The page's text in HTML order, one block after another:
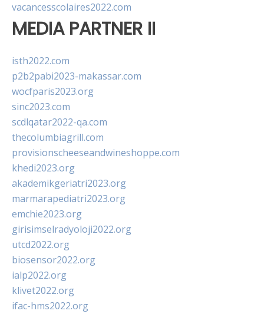
vacancesscolaires2022.com
MEDIA PARTNER II
isth2022.com
p2b2pabi2023-makassar.com
wocfparis2023.org
sinc2023.com
scdlqatar2022-qa.com
thecolumbiagrill.com
provisionscheeseandwineshoppe.com
khedi2023.org
akademikgeriatri2023.org
marmarapediatri2023.org
emchie2023.org
girisimselradyoloji2022.org
utcd2022.org
biosensor2022.org
ialp2022.org
klivet2022.org
ifac-hms2022.org